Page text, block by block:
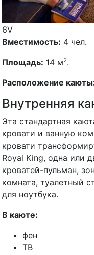
6V
Вместимость: 4 чел.
Площадь: 14 м2.
Расположение
Внутренняя
Эта стандартная
кровати и ванную
кровати
Royal King, одна или
кроватей-пульман,
комната, туалетный
для ноутбука.
В каюте:
фен
ТВ